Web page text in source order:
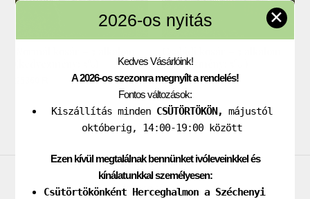
(kedvezmény: 5% )
39610Ft
Impresszum
2026-os nyitás ✕
Kedves Vásárlóink!
A 2026-os szezonra megnyílt a rendelés!
Fontos változások:
Kiszállítás minden CSÜTÖRTÖKÖN, májustól
októberig, 14:00-19:00 között
Ezen kívül megtalálnak bennünket ivóleveinkkel és
kínálatunkkal személyesen:
Csütörtökönként Herceghalmon a Széchenyi